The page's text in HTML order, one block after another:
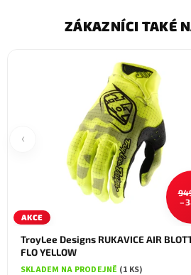
ZÁKAZNÍCI TAKÉ
‹
AKCE
TroyLee Designs RUKAVICE AIR
FLO YELLOW
SKLADEM NA PRODEJNĚ (1 KS)